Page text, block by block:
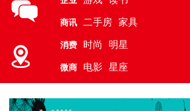
商讯 二手房 家具
消费 时尚 明星
微商 电影 星座